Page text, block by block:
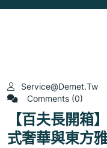
Service@demet.tw
Comments (0)
【百夫長開箱
式奢華與東方